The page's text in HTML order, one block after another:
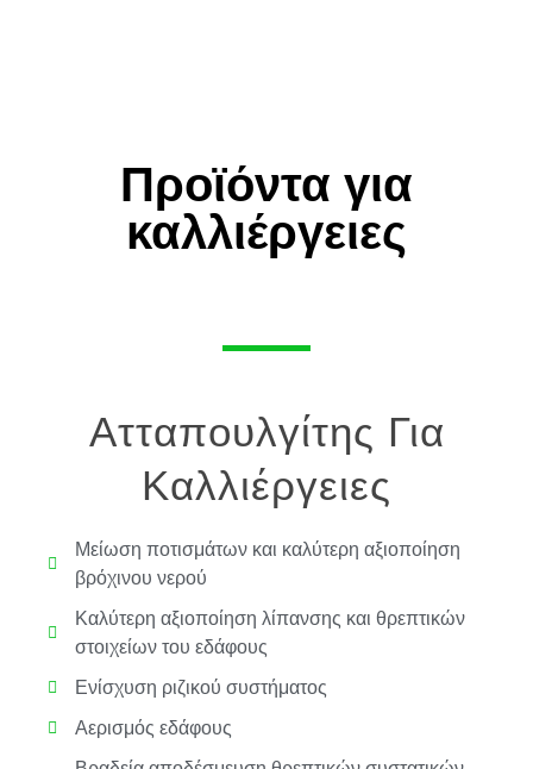
Προϊόντα για
καλλιέργειες
Ατταπουλγίτης Για
Καλλιέργειες
Μείωση ποτισμάτων και καλύτερη αξιοποίηση
βρόχινου νερού
Καλύτερη αξιοποίηση λίπανσης και θρεπτικών
στοιχείων του εδάφους
Ενίσχυση ριζικού συστήματος
Αερισμός εδάφους